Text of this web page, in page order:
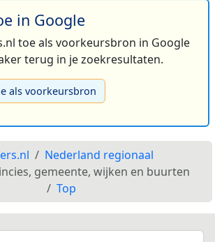
in Google
toe als voorkeursbron in Google
terug in je zoekresultaten.
als voorkeursbron
Nederland regionaal
gemeente, wijken en buurten
Top